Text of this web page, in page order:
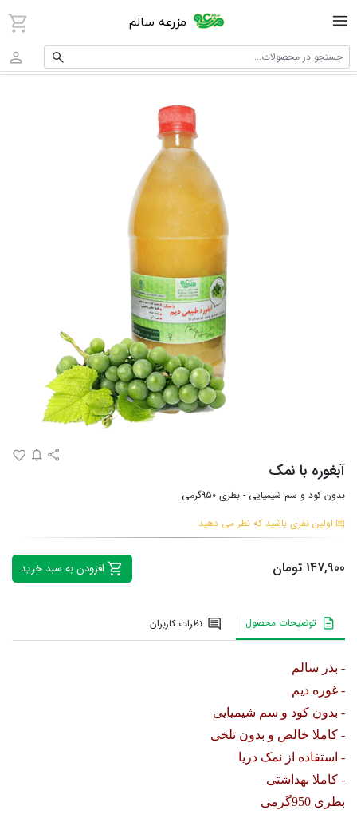
مزرعه سالم
جستجو در محصولات...
آبغوره با نمک
بدون کود و سم شیمیایی - بطری 950گرمی
اولین نفری باشید که نظر می دهید
147,900 تومان افزودن به سبد خرید
توضیحات محصول نظرات کاربران
- بذر سالم
- غوره دیم
- بدون کود و سم شیمیایی
- کاملا خالص و بدون تلخی
- استفاده از نمک دریا
- کاملا بهداشتی
بطری 950گرمی